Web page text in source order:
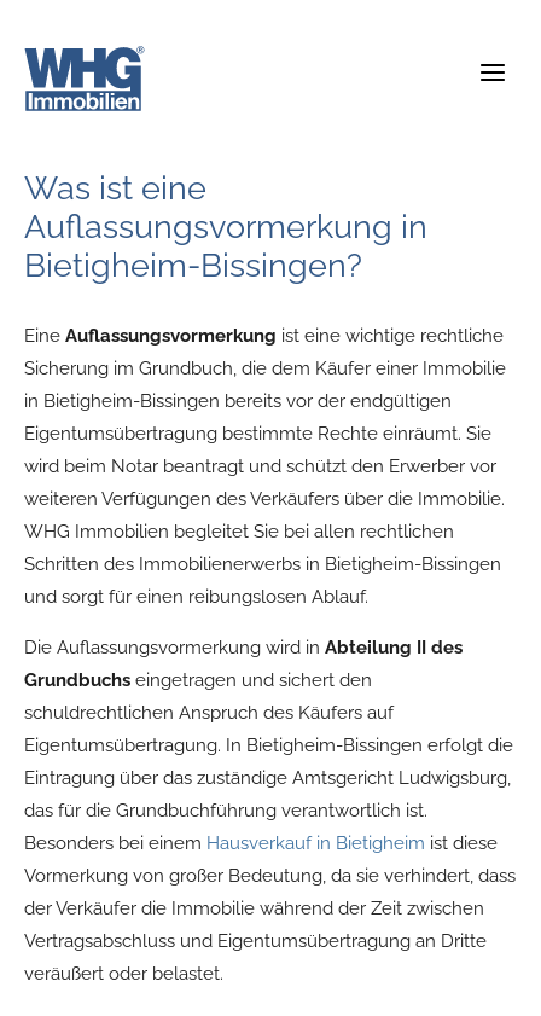
Inhalt
springen
Was ist eine
Auflassungsvormerkung in
Bietigheim-Bissingen?
Eine Auflassungsvormerkung ist eine wichtige rechtliche
Sicherung im Grundbuch, die dem Käufer einer Immobilie
in Bietigheim-Bissingen bereits vor der endgültigen
Eigentumsübertragung bestimmte Rechte einräumt. Sie
wird beim Notar beantragt und schützt den Erwerber vor
weiteren Verfügungen des Verkäufers über die Immobilie.
WHG Immobilien begleitet Sie bei allen rechtlichen
Schritten des Immobilienerwerbs in Bietigheim-Bissingen
und sorgt für einen reibungslosen Ablauf.
Die Auflassungsvormerkung wird in Abteilung II des
Grundbuchs eingetragen und sichert den
schuldrechtlichen Anspruch des Käufers auf
Eigentumsübertragung. In Bietigheim-Bissingen erfolgt die
Eintragung über das zuständige Amtsgericht Ludwigsburg,
das für die Grundbuchführung verantwortlich ist.
Besonders bei einem Hausverkauf in Bietigheim ist diese
Vormerkung von großer Bedeutung, da sie verhindert, dass
der Verkäufer die Immobilie während der Zeit zwischen
Vertragsabschluss und Eigentumsübertragung an Dritte
veräußert oder belastet.